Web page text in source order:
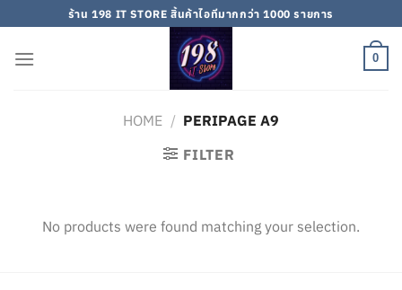
to
content
ร้าน 198 IT STORE สิ้นค้าไอทีมากกว่า 1000 รายการ
0
HOME / PERIPAGE A9
FILTER
No products were found matching your selection.